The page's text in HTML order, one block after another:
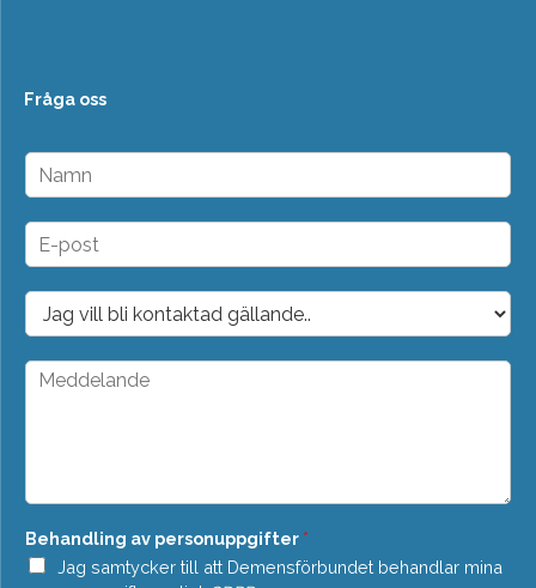
Fråga oss
N
m
n
E
p
o
t
*
D
o
p
M
a
d
e
Behandling av personuppgifter *
Jag samtycker till att Demensförbundet behandlar mina